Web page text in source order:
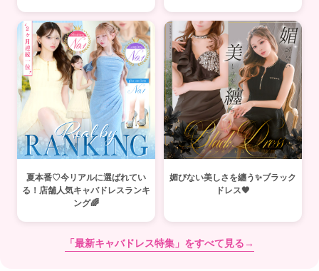
夏本番♡今リアルに選ばれてい
る！店舗人気キャバドレスランキ
ング🌈
媚びない美しさを纏う✨ブラック
ドレス🖤
「最新キャバドレス特集」をすべて見る→